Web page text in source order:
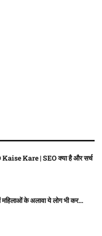
Kare | SEO क्या है और सर्च
महिलाओं के अलावा ये लोग भी कर…